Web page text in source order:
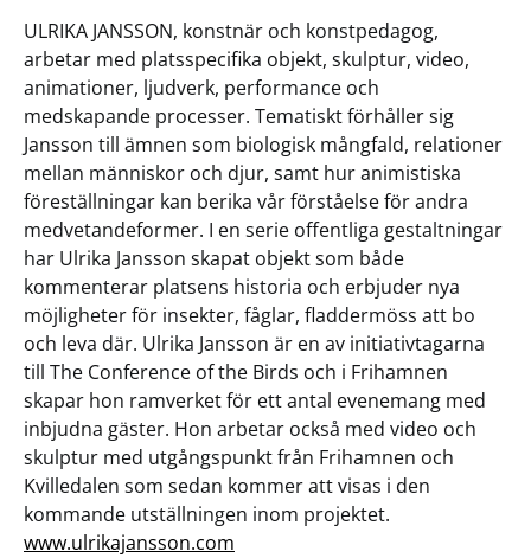
ULRIKA JANSSON, konstnär och konstpedagog,
arbetar med platsspecifika objekt, skulptur, video,
animationer, ljudverk, performance och
medskapande processer. Tematiskt förhåller sig
Jansson till ämnen som biologisk mångfald, relationer
mellan människor och djur, samt hur animistiska
föreställningar kan berika vår förståelse för andra
medvetandeformer. I en serie offentliga gestaltningar
har Ulrika Jansson skapat objekt som både
kommenterar platsens historia och erbjuder nya
möjligheter för insekter, fåglar, fladdermöss att bo
och leva där. Ulrika Jansson är en av initiativtagarna
till The Conference of the Birds och i Frihamnen
skapar hon ramverket för ett antal evenemang med
inbjudna gäster. Hon arbetar också med video och
skulptur med utgångspunkt från Frihamnen och
Kvilledalen som sedan kommer att visas i den
kommande utställningen inom projektet.
www.ulrikajansson.com